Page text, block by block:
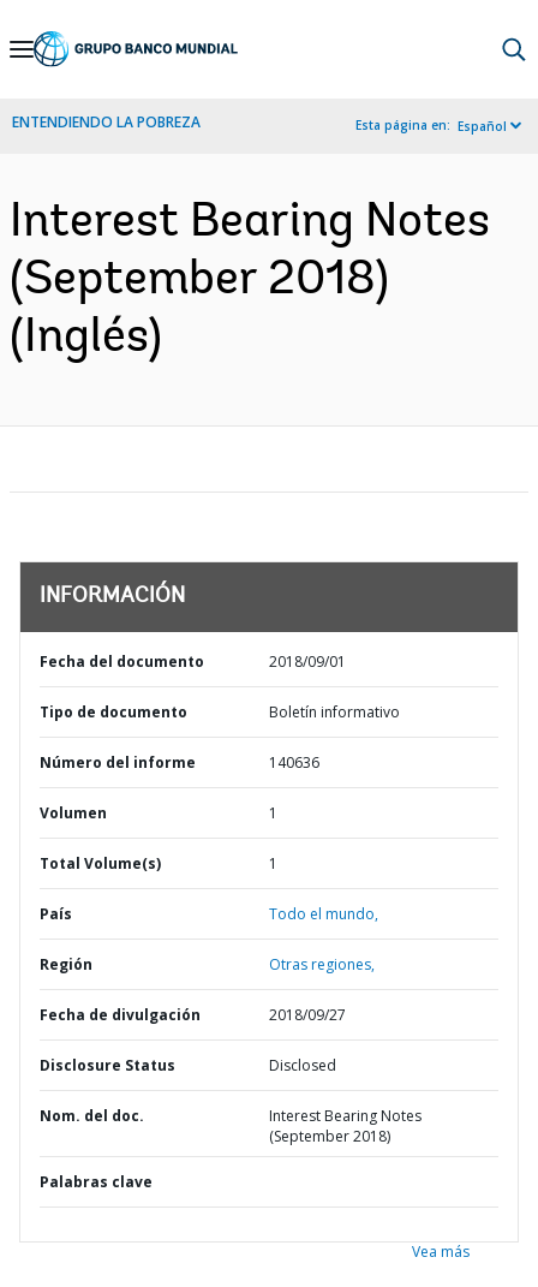
Skip
Navigation
ENTENDIENDO LA POBREZA Esta página en: Español
Interest Bearing Notes
(September 2018)
(Inglés)
INFORMACIÓN
Fecha del documento 2018/09/01
Tipo de documento Boletín informativo
Número del informe 140636
Volumen 1
Total Volume(s) 1
País Todo el mundo,
Región Otras regiones,
Fecha de divulgación 2018/09/27
Disclosure Status Disclosed
Nom. del doc.
Interest Bearing Notes
(September 2018)
Palabras clave
Vea más